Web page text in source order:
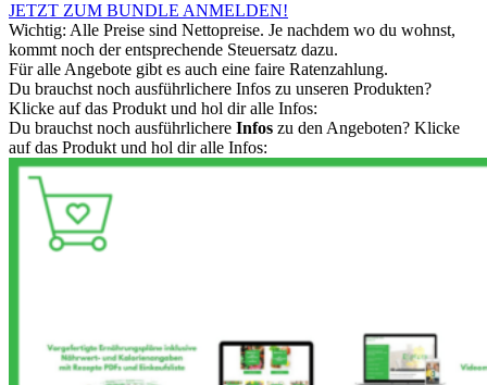
JETZT ZUM BUNDLE ANMELDEN!
Wichtig: Alle Preise sind Nettopreise. Je nachdem wo du wohnst,
kommt noch der entsprechende Steuersatz dazu.
Für alle Angebote gibt es auch eine faire Ratenzahlung.
Du brauchst noch ausführlichere Infos zu unseren Produkten?
Klicke auf das Produkt und hol dir alle Infos:​
Du brauchst noch ausführlichere Infos zu den Angeboten? Klicke
auf das Produkt und hol dir alle Infos: